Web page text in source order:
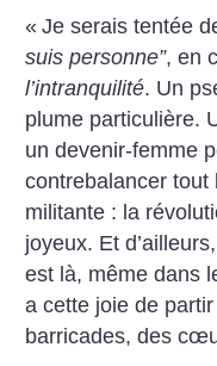
« Je serais tentée
suis personne”, en
l’intranquilité. Un
plume particulière.
un devenir-femme
contrebalancer tout
militante : la
joyeux. Et
est là, même dans
a cette joie de
barricades, des